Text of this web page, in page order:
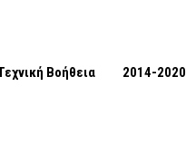
Βοήθεια 2014-2020